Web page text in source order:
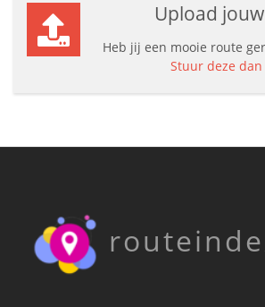
Upload
Heb jij een mooie route
Stuur deze